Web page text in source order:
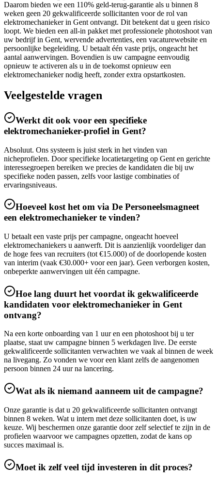
Daarom bieden we een 110% geld-terug-garantie als u binnen 8
weken geen 20 gekwalificeerde sollicitanten voor de rol van
elektromechanieker in Gent ontvangt. Dit betekent dat u geen risico
loopt. We bieden een all-in pakket met professionele photoshoot van
uw bedrijf in Gent, wervende advertenties, een vacaturewebsite en
persoonlijke begeleiding. U betaalt één vaste prijs, ongeacht het
aantal aanwervingen. Bovendien is uw campagne eenvoudig
opnieuw te activeren als u in de toekomst opnieuw een
elektromechanieker nodig heeft, zonder extra opstartkosten.
Veelgestelde vragen
Werkt dit ook voor een specifieke
elektromechanieker-profiel in Gent?
Absoluut. Ons systeem is juist sterk in het vinden van
nicheprofielen. Door specifieke locatietargeting op Gent en gerichte
interessegroepen bereiken we precies de kandidaten die bij uw
specifieke noden passen, zelfs voor lastige combinaties of
ervaringsniveaus.
Hoeveel kost het om via De Personeelsmagneet
een elektromechanieker te vinden?
U betaalt een vaste prijs per campagne, ongeacht hoeveel
elektromechaniekers u aanwerft. Dit is aanzienlijk voordeliger dan
de hoge fees van recruiters (tot €15.000) of de doorlopende kosten
van interim (vaak €30.000+ voor een jaar). Geen verborgen kosten,
onbeperkte aanwervingen uit één campagne.
Hoe lang duurt het voordat ik gekwalificeerde
kandidaten voor elektromechanieker in Gent
ontvang?
Na een korte onboarding van 1 uur en een photoshoot bij u ter
plaatse, staat uw campagne binnen 5 werkdagen live. De eerste
gekwalificeerde sollicitanten verwachten we vaak al binnen de week
na livegang. Zo vonden we voor een klant zelfs de aangenomen
persoon binnen 24 uur na lancering.
Wat als ik niemand aanneem uit de campagne?
Onze garantie is dat u 20 gekwalificeerde sollicitanten ontvangt
binnen 8 weken. Wat u intern met deze sollicitanten doet, is uw
keuze. Wij beschermen onze garantie door zelf selectief te zijn in de
profielen waarvoor we campagnes opzetten, zodat de kans op
succes maximaal is.
Moet ik zelf veel tijd investeren in dit proces?